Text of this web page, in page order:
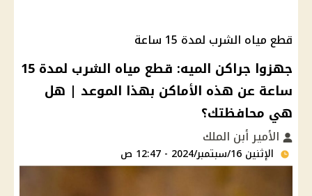
قطع مياه الشرب لمدة 15 ساعة
جهزوا جراكن الميه: قطع مياه الشرب لمدة 15
ساعة عن هذه الأماكن بهذا الموعد | هل
هي محافظتك؟
الأمير أبن الملك
الإثنين 16/سبتمبر/2024 - 12:47 ص